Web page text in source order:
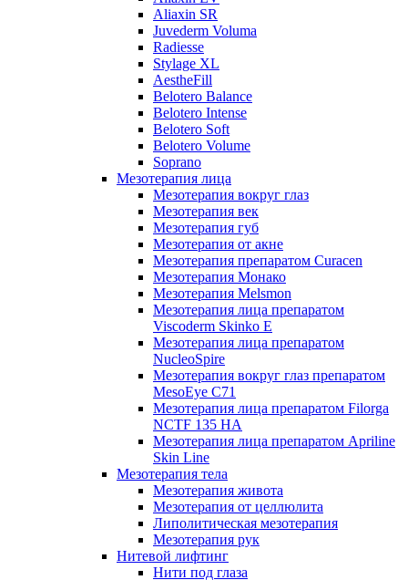
Aliaxin SR
Juvederm Voluma
Radiesse
Stylage XL
AestheFill
Belotero Balance
Belotero Intense
Belotero Soft
Belotero Volume
Soprano
Мезотерапия лица
Мезотерапия вокруг глаз
Мезотерапия век
Мезотерапия губ
Мезотерапия от акне
Мезотерапия препаратом Curacen
Мезотерапия Монако
Мезотерапия Melsmon
Мезотерапия лица препаратом
Viscoderm Skinko E
Мезотерапия лица препаратом
NucleoSpire
Мезотерапия вокруг глаз препаратом
MesoEye С71
Мезотерапия лица препаратом Filorga
NCTF 135 HA
Мезотерапия лица препаратом Apriline
Skin Line
Мезотерапия тела
Мезотерапия живота
Мезотерапия от целлюлита
Липолитическая мезотерапия
Мезотерапия рук
Нитевой лифтинг
Нити под глаза